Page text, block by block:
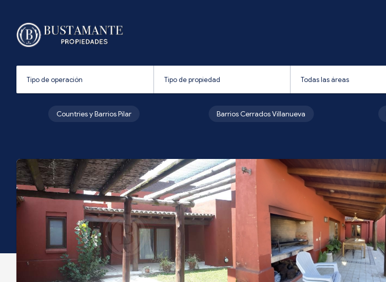
Countries y Barrios Pilar Barrios Cerrados Villanueva